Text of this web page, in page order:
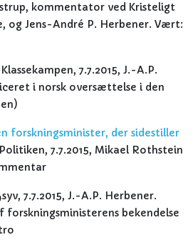
kommentator ved Kristeligt
og Jens-André P. Herbener. Vært:
7.7.2015, J.-A.P.
i norsk oversættelse i den
forskningsminister, der sidestiller
7.7.2015, Mikael Rothstein
7.7.2015, J.-A.P. Herbener.
bekendelse